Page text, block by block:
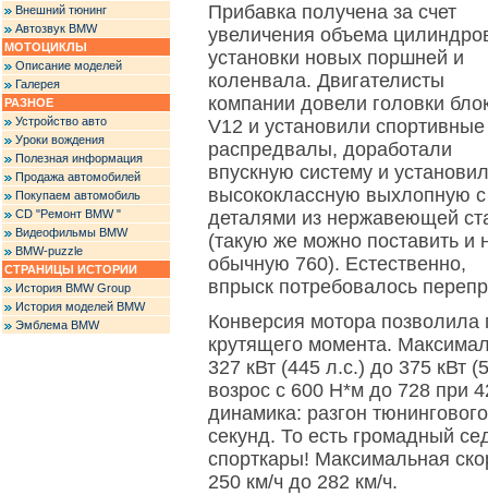
Внешний тюнинг
Автозвук BMW
МОТОЦИКЛЫ
Описание моделей
Галерея
РАЗНОЕ
Устройство авто
Уроки вождения
Полезная информация
Продажа автомобилей
Покупаем автомобиль
CD "Ремонт BMW "
Видеофильмы BMW
BMW-puzzle
СТРАНИЦЫ ИСТОРИИ
История BMW Group
История моделей BMW
Эмблема BMW
Прибавка получена за счет
увеличения объема
установки новых поршней и
коленвала. Двигателисты
компании довели головки
V12 и установили спортивные
распредвалы, доработали
впускную систему и
высококлассную выхлопную с
деталями из нержавеющей
(такую же можно поставить и
обычную 760). Естественно,
впрыск потребовалось
Конверсия мотора
крутящего момента.
327 кВт (445 л.с.) до 375 кВт
возрос с 600 Н*м до 728 при
динамика: разгон
секунд. То есть громадный
спорткары! Максимальная
250 км/ч до 282 км/ч.